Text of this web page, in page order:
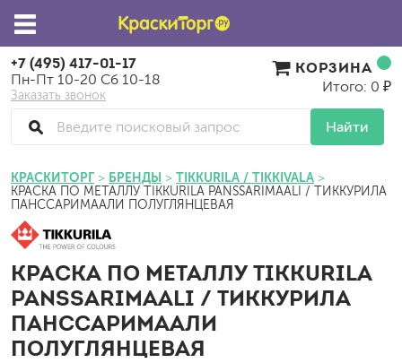
+7 (495) 417-01-17
Пн-Пт 10-20 Сб 10-18
Заказать звонок
Найти
КОРЗИНА
Итого: 0 ₽
КРАСКИТОРГ БРЕНДЫ TIKKURILA / TIKKIVALA
КРАСКА ПО МЕТАЛЛУ TIKKURILA PANSSARIMAALI / ТИККУРИЛА
ПАНССАРИМААЛИ ПОЛУГЛЯНЦЕВАЯ
КРАСКА ПО МЕТАЛЛУ TIKKURILA
PANSSARIMAALI / ТИККУРИЛА
ПАНССАРИМААЛИ
ПОЛУГЛЯНЦЕВАЯ